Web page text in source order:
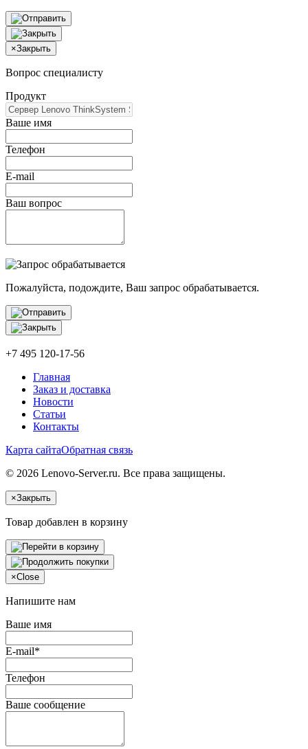
×Закрыть
Вопрос специалисту
Продукт
Ваше имя
Телефон
E-mail
Ваш вопрос
Пожалуйста, подождите, Ваш запрос обрабатывается.
+7 495 120-17-56
Главная
Заказ и доставка
Новости
Статьи
Контакты
Карта сайтаОбратная связь
© 2026 Lenovo-Server.ru. Все права защищены.
×Закрыть
Товар добавлен в корзину
×Close
Напишите нам
Ваше имя
E-mail*
Телефон
Ваше сообщение